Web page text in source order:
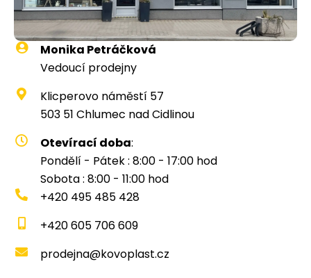
Monika Petráčková
Vedoucí prodejny
Klicperovo náměstí 57
503 51 Chlumec nad Cidlinou
Otevírací doba:
Pondělí - Pátek : 8:00 - 17:00 hod
Sobota : 8:00 - 11:00 hod
+420 495 485 428
+420 605 706 609
prodejna@kovoplast.cz